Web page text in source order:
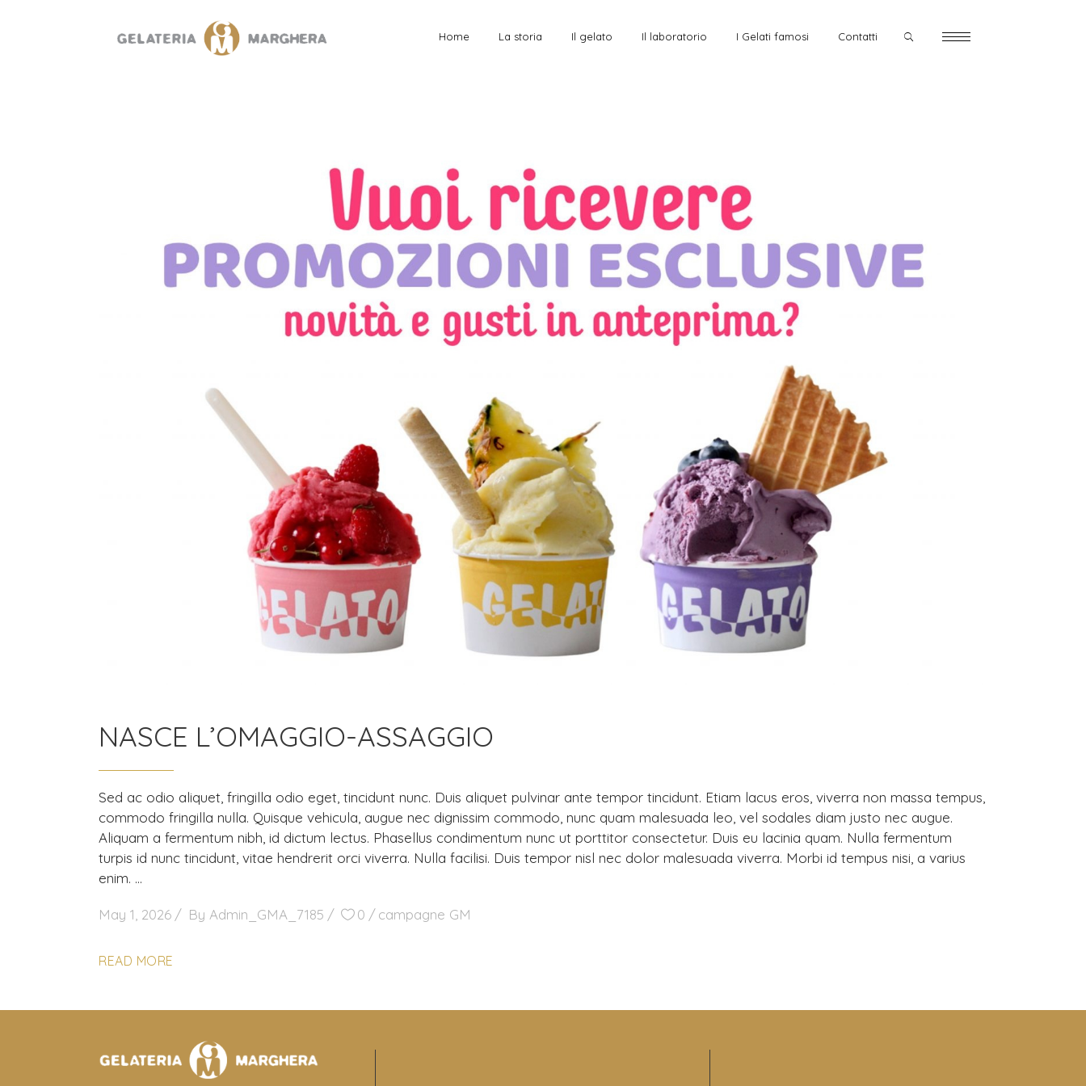
Home La storia Il gelato Il laboratorio I Gelati famosi Contatti
NASCE L’OMAGGIO-ASSAGGIO
Sed ac odio aliquet, fringilla odio eget, tincidunt nunc. Duis aliquet pulvinar ante tempor tincidunt. Etiam lacus eros, viverra non massa tempus,
commodo fringilla nulla. Quisque vehicula, augue nec dignissim commodo, nunc quam malesuada leo, vel sodales diam justo nec augue.
Aliquam a fermentum nibh, id dictum lectus. Phasellus condimentum nunc ut porttitor consectetur. Duis eu lacinia quam. Nulla fermentum
turpis id nunc tincidunt, vitae hendrerit orci viverra. Nulla facilisi. Duis tempor nisl nec dolor malesuada viverra. Morbi id tempus nisi, a varius
enim.
May 1, 2026 By Admin_GMA_7185 0 campagne GM
READ MORE